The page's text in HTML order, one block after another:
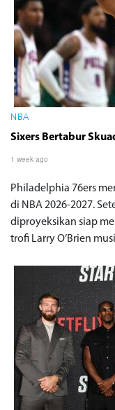
NBA
Sixers Bertabur
1 week ago
Philadelphia 76ers
di NBA 2026-2027.
diproyeksikan siap
trofi Larry O’Brien